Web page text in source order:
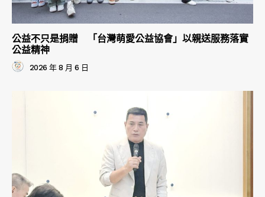
公益不只是捐贈 「台灣萌愛公益協會」以親送服務落實
公益精神
2026 年 8 月 6 日